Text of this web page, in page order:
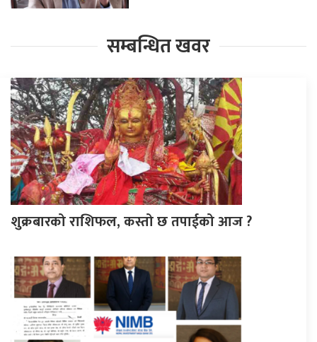
सम्बन्धित खवर
शुक्रबारको राशिफल, कस्तो छ तपाईको आज ?